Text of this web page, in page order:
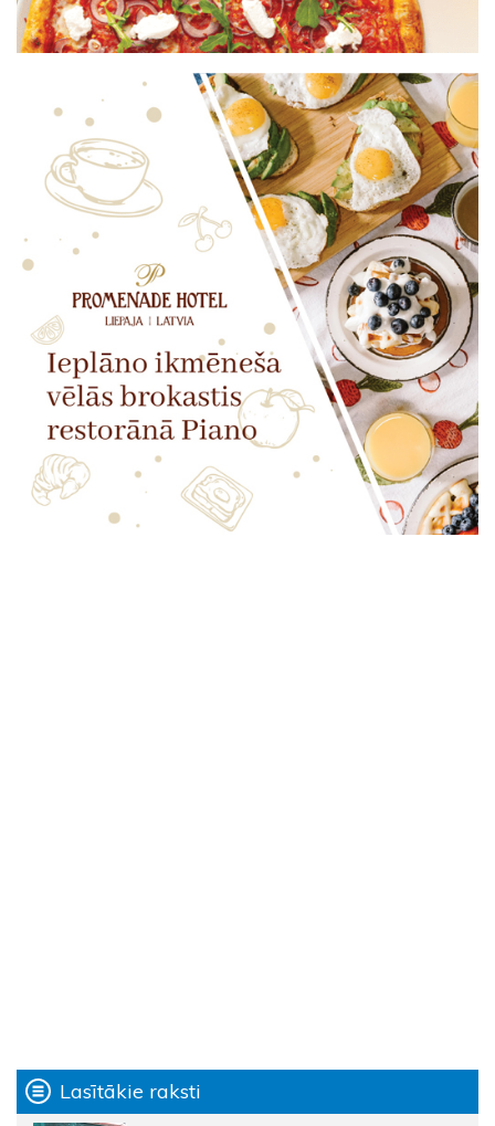
Lasītākie raksti